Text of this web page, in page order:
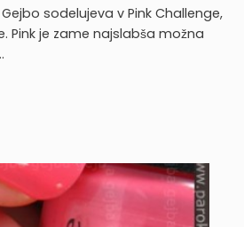
sodelujeva v Pink Challenge,
Pink je zame najslabša možna